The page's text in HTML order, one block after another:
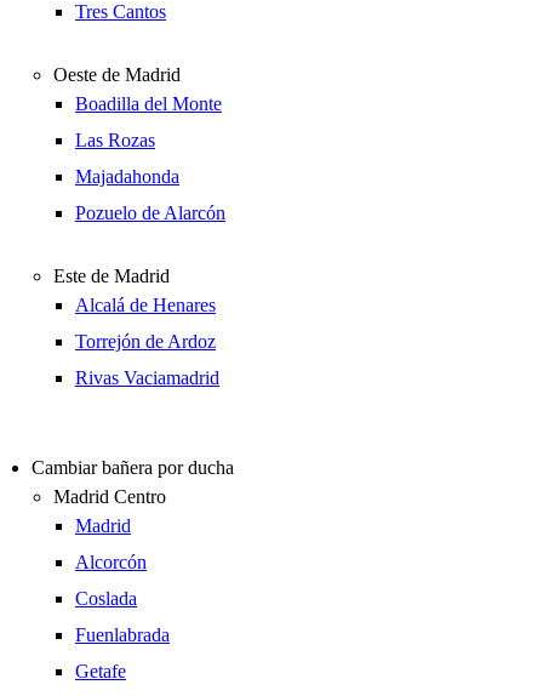
Tres Cantos
Oeste de Madrid
Boadilla del Monte
Las Rozas
Majadahonda
Pozuelo de Alarcón
Este de Madrid
Alcalá de Henares
Torrejón de Ardoz
Rivas Vaciamadrid
Cambiar bañera por ducha
Madrid Centro
Madrid
Alcorcón
Coslada
Fuenlabrada
Getafe